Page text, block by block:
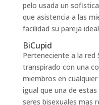
pelo usada un
que asistencia a las
facilidad su pareja
BiCupid
Perteneciente a la red
transpirado con una
miembros en
igual que una de
seres bisexuales mas